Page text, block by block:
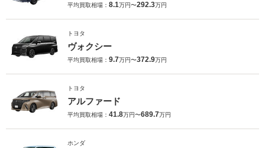
平均買取相場： 8.1万円〜292.3万円
トヨタ
ヴォクシー
平均買取相場： 9.7万円〜372.9万円
トヨタ
アルファード
平均買取相場： 41.8万円〜689.7万円
ホンダ